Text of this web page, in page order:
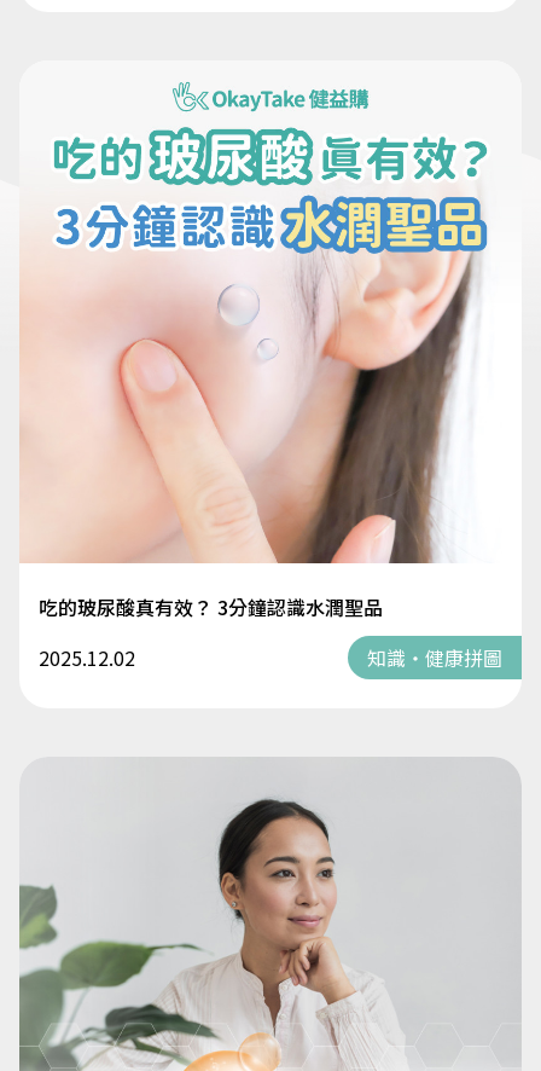
吃的玻尿酸真有效？ 3分鐘認識水潤聖品
2025.12.02
知識・健康拼圖